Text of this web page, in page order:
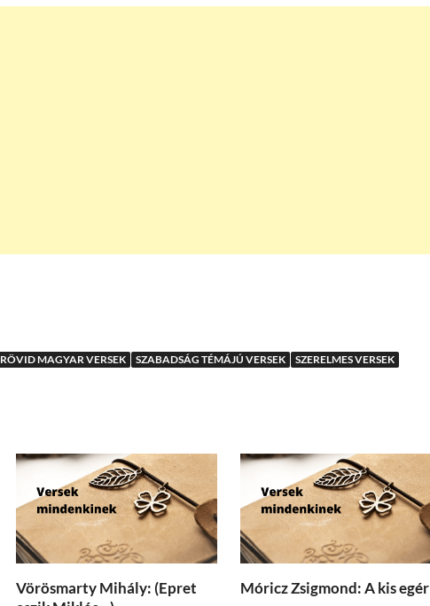
RÖVID MAGYAR VERSEK SZABADSÁG TÉMÁJÚ VERSEK SZERELMES VERSEK
Vörösmarty Mihály: (Epret
Móricz Zsigmond: A kis egér